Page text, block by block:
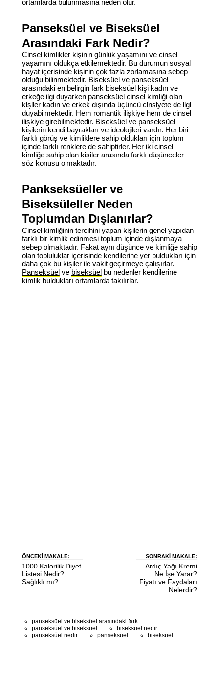
ortamlarda bulunmasına neden olur.
Panseksüel ve Biseksüel
Arasındaki Fark Nedir?
Cinsel kimlikler kişinin günlük yaşamını ve cinsel
yaşamını oldukça etkilemektedir. Bu durumun sosyal
hayat içerisinde kişinin çok fazla zorlamasına sebep
olduğu bilinmektedir. Biseksüel vepanseksüel
arasındaki en belirgin fark biseksüel kişi kadın ve
erkeğe ilgi duyarken panseksüel cinsel kimliği olan
kişiler kadın ve erkek dışında üçüncü cinsiyete de ilgi
duyabilmektedir. Hem romantik ilişkiye hem de cinsel
ilişkiye girebilmektedir. Biseksüel ve panseksüel
kişilerin kendi bayrakları ve ideolojileri vardır. Her biri
farklı görüş ve kimliklere sahip oldukları için toplum
içinde farklı renklere de sahiptirler. Her iki cinsel
kimliğe sahip olan kişiler arasında farklı düşünceler
söz konusu olmaktadır.
Pankseksüeller ve
Biseksüleller Neden
Toplumdan Dışlanırlar?
Cinsel kimliğinin tercihini yapan kişilerin genel yapıdan
farklı bir kimlik edinmesi toplum içinde dışlanmaya
sebep olmaktadır. Fakat aynı düşünce ve kimliğe sahip
olan topluluklar içerisinde kendilerine yer buldukları için
daha çok bu kişiler ile vakit geçirmeye çalışırlar.
Panseksüelve biseksüelbu nedenler kendilerine
kimlik buldukları ortamlarda takılırlar.
ÖNCEKI MAKALE:
1000 Kalorilik Diyet
Listesi Nedir?
Sağlıklı mı?
SONRAKI MAKALE:
Ardıç Yağı Kremi
Ne İşe Yarar?
Fiyatı ve Faydaları
Nelerdir?
panseksüel ve biseksüel arasındaki fark
panseksüel ve biseksüel
biseksüel nedir
panseksüel nedir
panseksüel biseksüel